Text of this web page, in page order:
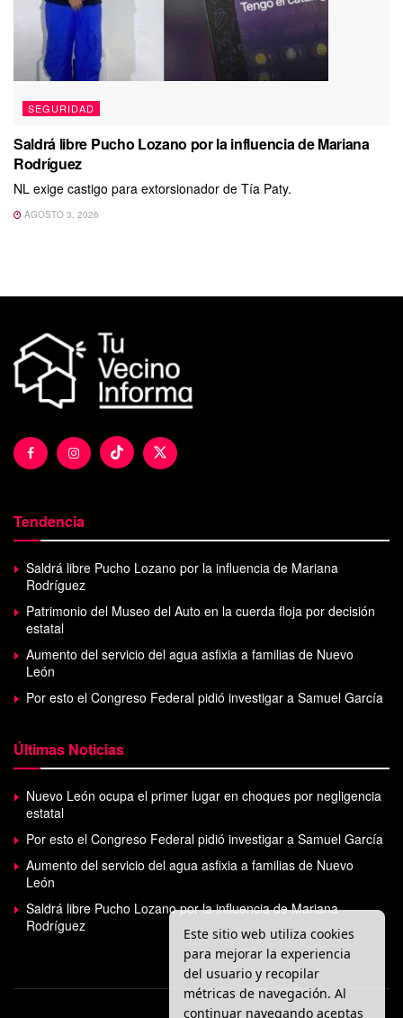
SEGURIDAD
Saldrá libre Pucho Lozano por la influencia de Mariana
Rodríguez
NL exige castigo para extorsionador de Tía Paty.
AGOSTO 3, 2026
Tendencia
Saldrá libre Pucho Lozano por la influencia de Mariana
Rodríguez
Patrimonio del Museo del Auto en la cuerda floja por decisión
estatal
Aumento del servicio del agua asfixia a familias de Nuevo
León
Por esto el Congreso Federal pidió investigar a Samuel García
Últimas Noticias
Nuevo León ocupa el primer lugar en choques por negligencia
estatal
Por esto el Congreso Federal pidió investigar a Samuel García
Aumento del servicio del agua asfixia a familias de Nuevo
León
Saldrá libre Pucho Lozano por la influencia de Mariana
Rodríguez
Este sitio web utiliza cookies
para mejorar la experiencia
del usuario y recopilar
métricas de navegación. Al
continuar navegando aceptas